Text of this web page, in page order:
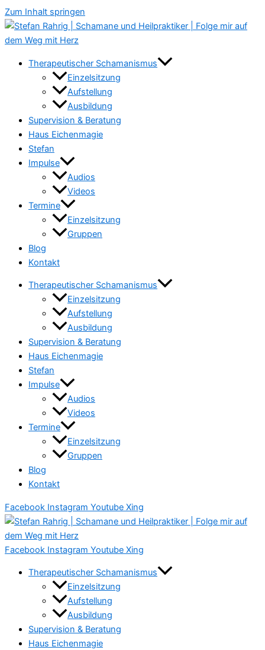
Zum Inhalt springen
Therapeutischer Schamanismus
Einzelsitzung
Aufstellung
Ausbildung
Supervision & Beratung
Haus Eichenmagie
Stefan
Impulse
Audios
Videos
Termine
Einzelsitzung
Gruppen
Blog
Kontakt
Therapeutischer Schamanismus
Einzelsitzung
Aufstellung
Ausbildung
Supervision & Beratung
Haus Eichenmagie
Stefan
Impulse
Audios
Videos
Termine
Einzelsitzung
Gruppen
Blog
Kontakt
Facebook Instagram Youtube Xing
Facebook Instagram Youtube Xing
Therapeutischer Schamanismus
Einzelsitzung
Aufstellung
Ausbildung
Supervision & Beratung
Haus Eichenmagie